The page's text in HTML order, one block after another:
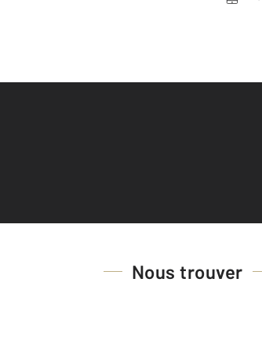
Nous trouver